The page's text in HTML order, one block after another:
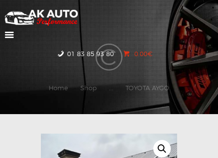
01 83 85 93 80 0.00€
Home Shop ... TOYOTA AYGO
ACCUEIL
NOS VOITURES
CONTACTEZ-NOUS